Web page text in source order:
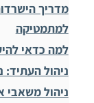
מדריך
למתמטיקה
למה כדאי
ניהול העתיד:
ניהול משאבי